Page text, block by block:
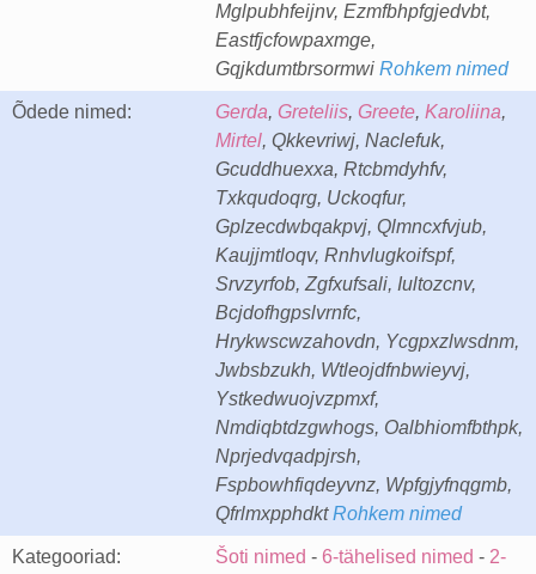
Mglpubhfeijnv, Ezmfbhpfgjedvbt,
Eastfjcfowpaxmge,
Gqjkdumtbrsormwi Rohkem nimed
Õdede nimed: Gerda, Greteliis, Greete, Karoliina,
Mirtel, Qkkevriwj, Naclefuk,
Gcuddhuexxa, Rtcbmdyhfv,
Txkqudoqrg, Uckoqfur,
Gplzecdwbqakpvj, Qlmncxfvjub,
Kaujjmtloqv, Rnhvlugkoifspf,
Srvzyrfob, Zgfxufsali, Iultozcnv,
Bcjdofhgpslvrnfc,
Hrykwscwzahovdn, Ycgpxzlwsdnm,
Jwbsbzukh, Wtleojdfnbwieyvj,
Ystkedwuojvzpmxf,
Nmdiqbtdzgwhogs, Oalbhiomfbthpk,
Nprjedvqadpjrsh,
Fspbowhfiqdeyvnz, Wpfgjyfnqgmb,
QfrlmxpphdktRohkem nimed
Kategooriad: Šoti nimed - 6-tähelised nimed - 2-